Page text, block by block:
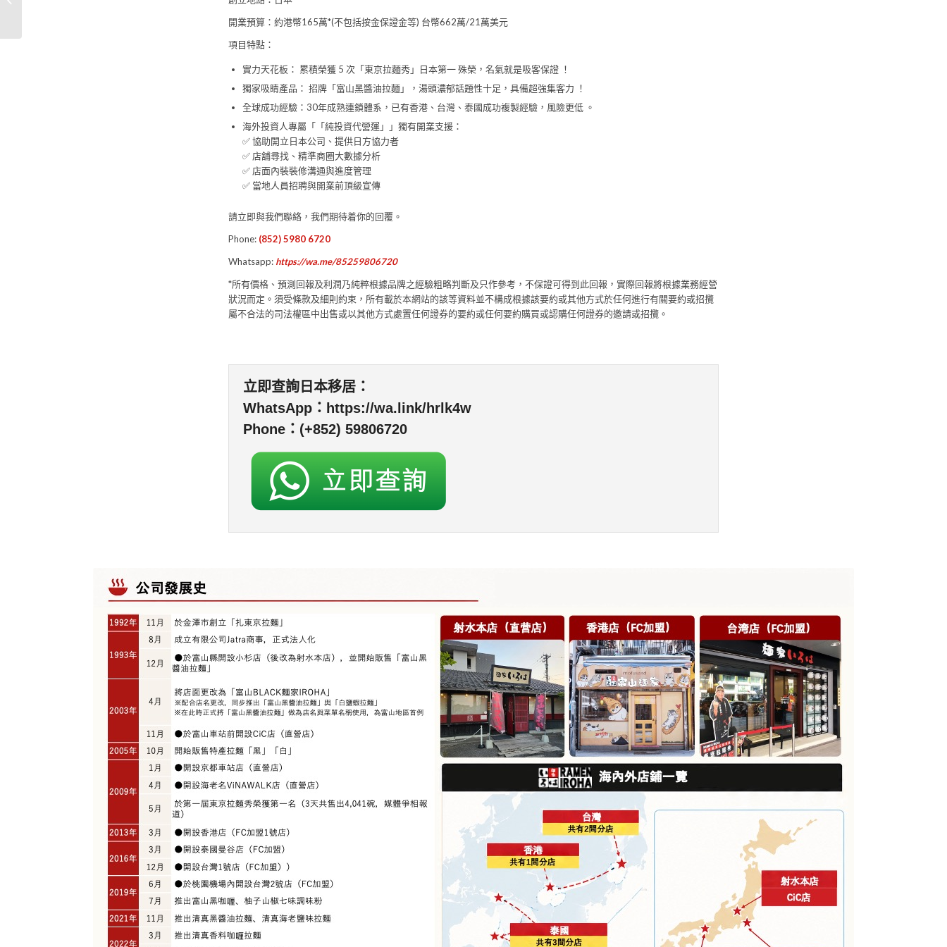
開業預算：約港幣165萬*(不包括按金保證金等) 台幣662萬/21萬美元
項目特點：
實力天花板： 累積榮獲 5 次「東京拉麵秀」日本第一 殊榮，名氣就是吸客保證 ！
獨家吸睛產品： 招牌「富山黑醬油拉麵」，湯頭濃郁話題性十足，具備超強集客力 ！
全球成功經驗：30年成熟連鎖體系，已有香港、台灣、泰國成功複製經驗，風險更低 。
海外投資人專屬「「純投資代營運」」獨有開業支援：
✅ 協助開立日本公司、提供日方協力者
✅ 店舖尋找、精準商圈大數據分析
✅ 店面內裝裝修溝通與進度管理
✅ 當地人員招聘與開業前頂級宣傳
請立即與我們聯絡，我們期待着你的回覆。
Phone: (852) 5980 6720
Whatsapp: https://wa.me/85259806720
*所有價格、預測回報及利潤乃純粹根據品牌之經驗粗略判斷及只作參考，不保證可得到此回報，實際回報將根據業務經營
狀況而定。須受條款及細則約束，所有載於本網站的該等資料並不構成根據該要約或其他方式於任何進行有關要約或招攬
屬不合法的司法權區中出售或以其他方式處置任何證券的要約或任何要約購買或認購任何證券的邀請或招攬。
立即查詢日本移居：
WhatsApp： https://wa.link/hrlk4w
Phone：(+852) 59806720